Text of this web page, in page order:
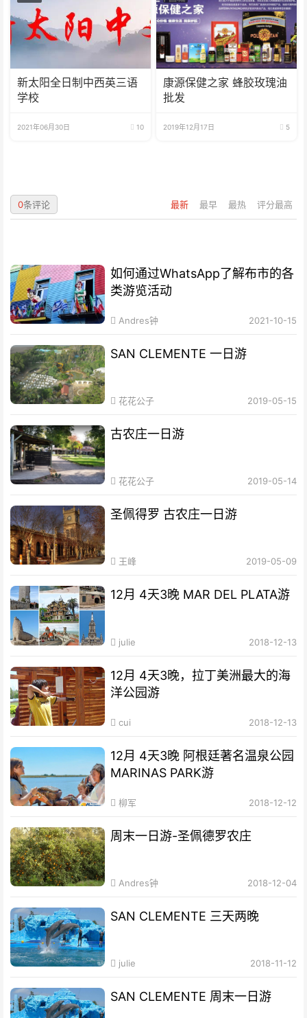
新太阳全日制中西英三语
学校
2021年06月30日 10
康源保健之家 蜂胶玫瑰油
批发
2019年12月17日 5
最新 最早 最热 评分最高
0条评论
如何通过WhatsApp了解布市的各
类游览活动
Andres钟 2021-10-15
SAN CLEMENTE 一日游
花花公子 2019-05-15
古农庄一日游
花花公子 2019-05-14
圣佩得罗 古农庄一日游
王峰 2019-05-09
12月 4天3晚 MAR DEL PLATA游
julie 2018-12-13
12月 4天3晚，拉丁美洲最大的海
洋公园游
cui 2018-12-13
12月 4天3晚 阿根廷著名温泉公园
MARINAS PARK游
柳军 2018-12-12
周末一日游-圣佩德罗农庄
Andres钟 2018-12-04
SAN CLEMENTE 三天两晚
julie 2018-11-12
SAN CLEMENTE 周末一日游